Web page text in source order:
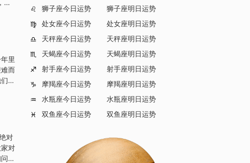
而
生
中
没
里
而
平
成
破
事
虎
的
对
对
♌
狮子座今日运势
狮子座明日运势
♍
处女座今日运势
处女座明日运势
♎
天秤座今日运势
天秤座明日运势
♏
天蝎座今日运势
天蝎座明日运势
♐
射手座今日运势
射手座明日运势
♑
摩羯座今日运势
摩羯座明日运势
♒
水瓶座今日运势
水瓶座明日运势
♓
双鱼座今日运势 双鱼座明日运势